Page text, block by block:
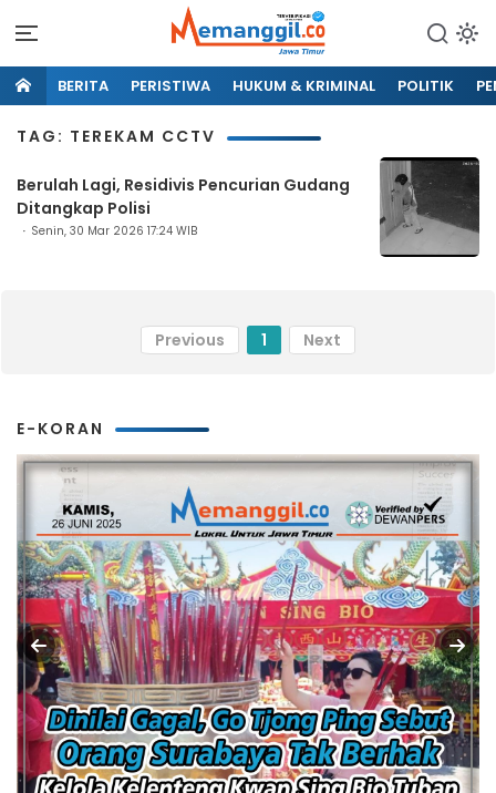
BERITA PERISTIWA HUKUM & KRIMINAL POLITIK
TAG: TEREKAM CCTV
Berulah Lagi, Residivis Pencurian Gudang
Ditangkap Polisi
Senin, 30 Mar 2026 17:24 WIB
Previous 1 Next
E-KORAN